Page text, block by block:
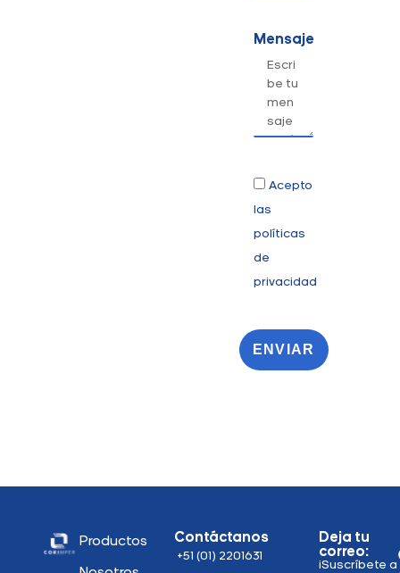
Mensaje
Acepto
las
políticas
de
privacidad
ENVIAR
Productos Contáctanos
+51 (01) 2201631
Deja tu
correo:
¡Suscríbete a